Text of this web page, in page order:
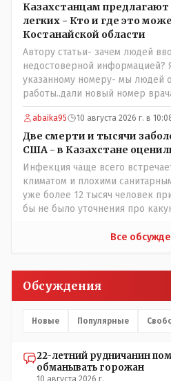
Казахстанцам предлагают
легких - Кто и где это
Костанайской области
Автору статьи- зачем людей
недостоверной информацией?
указанному номеру- мы людей
работы..дали новый номер
обследование и она также не
ней на прием только
необходимо обратиться!
ограниченное время..
abaika95 10 августа 2026 г. в
Две смерти и тысячи
США - в Казахстане
Инфекция чаще всего
климатом и плохими
уже более 12 тысяч человек
бы не было уточнения про
Все
Обсуждения
Новые Популярные
22-летний рудничанин
обманывать горожан
10 августа 2026 г.